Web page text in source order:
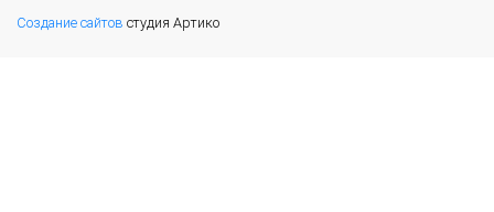
Создание сайтов студия Артико